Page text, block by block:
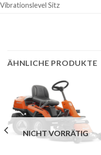
Vibrationslevel Sitz
ÄHNLICHE PRODUKTE
NICHT VORRÄTIG